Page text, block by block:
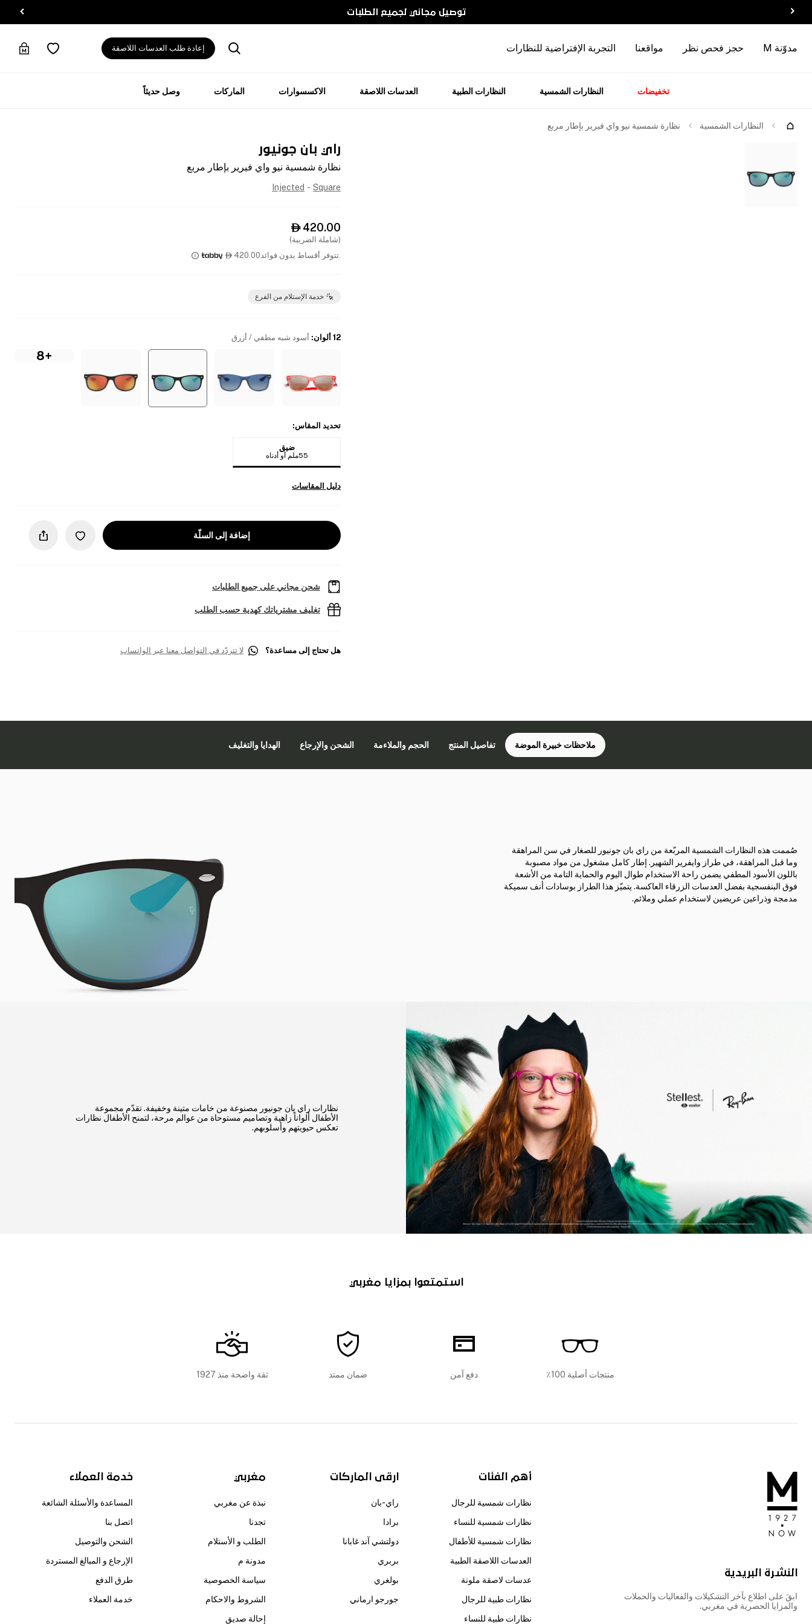
توصيل مجاني لجميع الطلبات
مدوّنة M حجز فحص نظر مواقعنا التجربة الإفتراضية للنظارات إعادة طلب العدسات اللاصقة
تخفيضات النظارات الشمسية النظارات الطبية العدسات اللاصقة الاكسسوارات الماركات وصل حديثاً
النظارات الشمسية نظارة شمسية نيو واي فيرير بإطار مربع
راي بان جونيور
نظارة شمسية نيو واي فيرير بإطار مربع
Injected - Square
420.00

(شاملة الضريبة)
.تتوفر أقساط بدون فوائد420.00

خدمة الإستلام من الفرع
12 ألوان : أسود شبه مطفي / أزرق
+8
تحديد المقاس:
ضيق
55ملم أو أدناه
دليل المقاسات
إضافة إلى السلّة
شحن مجاني على جميع الطلبات
تغليف مشترياتك كهدية حسب الطلب
هل تحتاج إلى مساعدة؟ لا تتردّد في التواصل معنا عبر الواتساب
ملاحظات خبيرة الموضة تفاصيل المنتج الحجم والملاءمة الشحن والإرجاع الهدايا والتغليف
صُممت هذه النظارات الشمسية المربّعة من راي بان جونيور للصغار في سن المراهقة
وما قبل المراهقة، في طراز وايفرير الشهير. إطار كامل مشغول من مواد مصبوبة
باللون الأسود المطفي يضمن راحة الاستخدام طوال اليوم والحماية التامة من الأشعة
فوق البنفسجية بفضل العدسات الزرقاء العاكسة. يتميّز هذا الطراز بوسادات أنف سميكة
مدمجة وذراعين عريضين لاستخدام عملي وملائم.
نظارات راي بان جونيور مصنوعة من خامات متينة وخفيفة. تقدّم مجموعة
الأطفال ألواناً زاهية وتصاميم مستوحاة من عوالم مرحة، لتمنح الأطفال نظارات
تعكس حيويتهم وأسلوبهم.
استمتعوا بمزايا مغربي
منتجات أصلية 100٪ دفع آمن ضمان ممتد ثقة واضحة منذ 1927
النشرة البريدية
ابقَ على اطلاع بآخر التشكيلات والفعاليات والحملات
والمزايا الحصرية في مغربي.
أهم الفئات
نظارات شمسية للرجال
نظارات شمسية للنساء
نظارات شمسية للأطفال
العدسات اللاصقة الطبية
عدسات لاصقة ملونة
نظارات طبية للرجال
نظارات طبية للنساء
ارقى الماركات
راي-بان
برادا
دولتشي آند غابانا
بربري
بولغري
جورجو ارماني
مغربي
نبذة عن مغربي
تجدنا
الطلب و الأستلام
مدونة م
سياسة الخصوصية
الشروط والاحكام
إحالة صديق
خدمة العملاء
المساعدة والأسئلة الشائعة
اتصل بنا
الشحن والتوصيل
الإرجاع و المبالغ المستردة
طرق الدفع
خدمة العملاء